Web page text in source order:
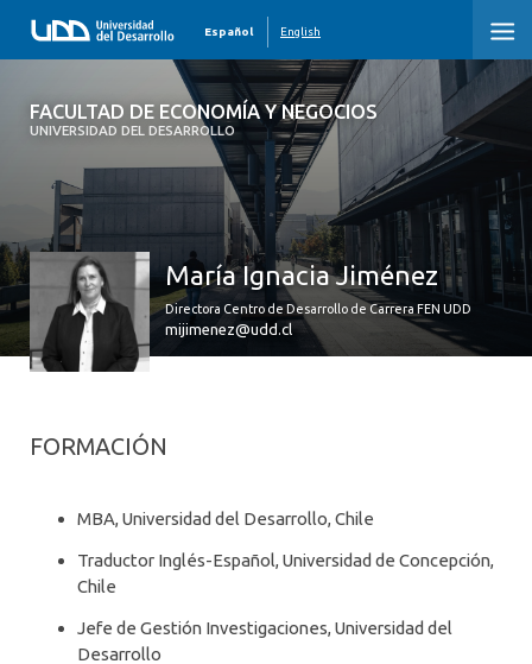
FACULTAD DE ECONOMÍA Y NEGOCIOS
UNIVERSIDAD DEL DESARROLLO
Español English
FACULTAD DE ECONOMÍA Y NEGOCIOS
QUIÉNES SOMOS
PREGRADO
POSTGRADO
EDUCACIÓN EJECUTIVA
María Ignacia Jiménez
Directora Centro de Desarrollo de Carrera FEN UDD
mijimenez@udd.cl
FORMACIÓN
MBA, Universidad del Desarrollo, Chile
Traductor Inglés-Español, Universidad de Concepción,
Chile
Jefe de Gestión Investigaciones, Universidad del
Desarrollo